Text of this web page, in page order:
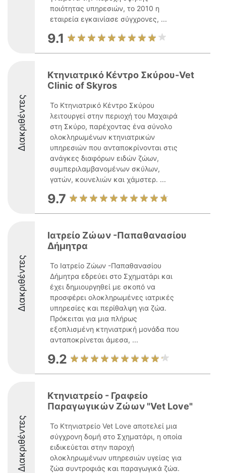
ποιότητας υπηρεσιών, το 2010 η
εταιρεία εγκαινίασε σύγχρονες, ...
9.1
Διακριθέντες
Κτηνιατρικό Κέντρο Σκύρου-Vet
Clinic of Skyros
Το Κτηνιατρικό Κέντρο Σκύρου
λειτουργεί στην περιοχή του Μαχαιρά
στη Σκύρο, παρέχοντας ένα σύνολο
ολοκληρωμένων κτηνιατρικών
υπηρεσιών που ανταποκρίνονται στις
ανάγκες διαφόρων ειδών ζώων,
συμπεριλαμβανομένων σκύλων,
γατών, κουνελιών και χάμστερ. ...
9.7
Διακριθέντες
Ιατρείο Ζώων -Παπαθανασίου
Δήμητρα
Το Ιατρείο Ζώων -Παπαθανασίου
Δήμητρα εδρεύει στο Σχηματάρι και
έχει δημιουργηθεί με σκοπό να
προσφέρει ολοκληρωμένες ιατρικές
υπηρεσίες και περίθαλψη για ζώα.
Πρόκειται για μια πλήρως
εξοπλισμένη κτηνιατρική μονάδα που
ανταποκρίνεται άμεσα, ...
9.2
Διακριθέντες
Κτηνιατρείο - Γραφείο
Παραγωγικών Ζώων "Vet Love"
Το Κτηνιατρείο Vet Love αποτελεί μια
σύγχρονη δομή στο Σχηματάρι, η οποία
ειδικεύεται στην παροχή
ολοκληρωμένων υπηρεσιών υγείας για
ζώα συντροφιάς και παραγωγικά ζώα.